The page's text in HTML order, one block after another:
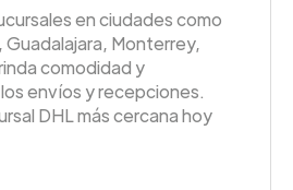
en ciudades como
Monterrey,
comodidad y
envíos y recepciones.
DHL más cercana hoy